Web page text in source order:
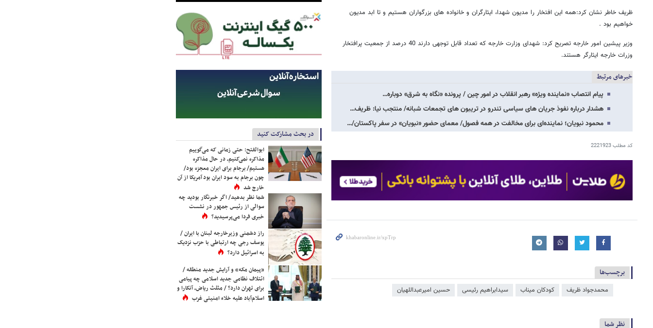
ظریف خاطر نشان کرد:همه این افتخار را مدیون شهدا، ایثارگران و خانواده های بزرگواران هستیم و تا ابد مدیون
خواهیم بود .
وزیر پیشین امور خارجه تصریح کرد: شهدای وزارت خارجه که تعداد قابل توجهی دارند 40 درصد از جمعیت پرافتخار
وزرات خارجه ایثارگر هستند.
خبرهای مرتبط
پیام انتصاب «نماینده ویژه» رهبر انقلاب در امور چین / پرونده «نگاه به شرق» دوباره…
هشدار درباره نفوذ جریان های سیاسی تندرو در تریبون های تجمعات شبانه/ منتجب نیا: ظریف…
محمود نبویان؛ نماینده‌ای برای مخالفت در همه فصول/ معمای حضور «نبویان» در سفر پاکستان/…
کد مطلب2221923
برچسب‌ها
محمدجواد ظریف کودکان میناب سیدابراهیم رئیسی حسین امیرعبداللهیان
نظر شما
در بحث مشارکت کنید
ابوالفتح: حتی زمانی که می‌گوییم
مذاکره نمی‌کنیم، در حال مذاکره
هستیم/ برجام برای ایران معجزه بود/
چون برجام به سود ایران بود آمریکا از آن
خارج شد
شما نظر بدهید/ اگر خبرنگار بودید چه
سوالی از رئیس جمهور در نشست
خبری فردا می‌پرسیدید؟
راز دشمنی وزیرخارجه لبنان با ایران /
یوسف رجی چه ارتباطی با حزب نزدیک
به اسرائیل دارد؟
«پیمان مکه» و آرایش جدید منطقه /
ائتلاف نظامی جدید اسلامی چه پیامی
برای تهران دارد؟ / مثلث ریاض، آنکارا و
اسلام‌آباد علیه خلاء امنیتی غرب